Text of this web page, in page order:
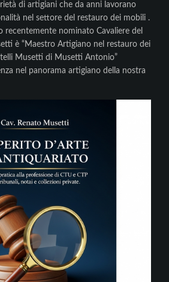
di artigiani che da anni lavorano
nel settore del restauro dei mobili .
recentemente nominato Cavaliere del
è “Maestro Artigiano nel restauro dei
Musetti di Musetti Antonio”
nel panorama artigiano della nostra